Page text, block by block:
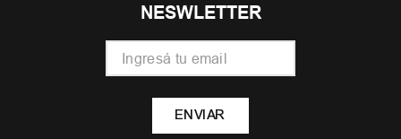
NESWLETTER
ENVIAR